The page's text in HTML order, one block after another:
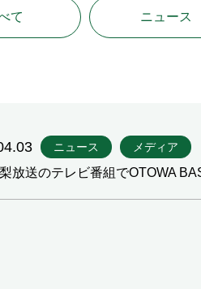
て ニュース
ニュース メディア
放送のテレビ番組でOTOWA